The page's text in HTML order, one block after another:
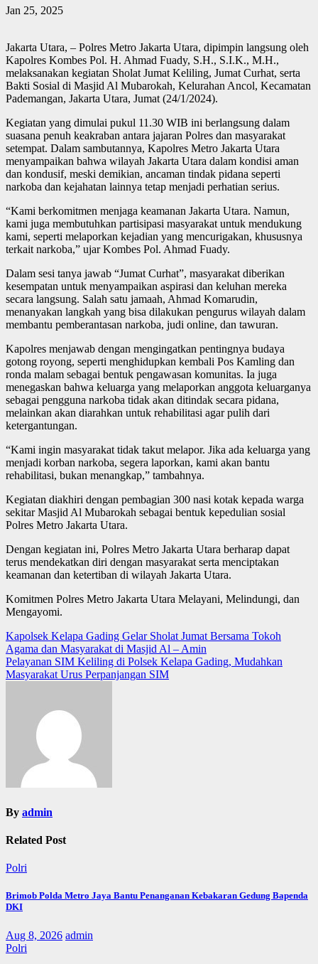
Jan 25, 2025
Jakarta Utara, – Polres Metro Jakarta Utara, dipimpin langsung oleh
Kapolres Kombes Pol. H. Ahmad Fuady, S.H., S.I.K., M.H.,
melaksanakan kegiatan Sholat Jumat Keliling, Jumat Curhat, serta
Bakti Sosial di Masjid Al Mubarokah, Kelurahan Ancol, Kecamatan
Pademangan, Jakarta Utara, Jumat (24/1/2024).
Kegiatan yang dimulai pukul 11.30 WIB ini berlangsung dalam
suasana penuh keakraban antara jajaran Polres dan masyarakat
setempat. Dalam sambutannya, Kapolres Metro Jakarta Utara
menyampaikan bahwa wilayah Jakarta Utara dalam kondisi aman
dan kondusif, meski demikian, ancaman tindak pidana seperti
narkoba dan kejahatan lainnya tetap menjadi perhatian serius.
“Kami berkomitmen menjaga keamanan Jakarta Utara. Namun,
kami juga membutuhkan partisipasi masyarakat untuk mendukung
kami, seperti melaporkan kejadian yang mencurigakan, khususnya
terkait narkoba,” ujar Kombes Pol. Ahmad Fuady.
Dalam sesi tanya jawab “Jumat Curhat”, masyarakat diberikan
kesempatan untuk menyampaikan aspirasi dan keluhan mereka
secara langsung. Salah satu jamaah, Ahmad Komarudin,
menanyakan langkah yang bisa dilakukan pengurus wilayah dalam
membantu pemberantasan narkoba, judi online, dan tawuran.
Kapolres menjawab dengan mengingatkan pentingnya budaya
gotong royong, seperti menghidupkan kembali Pos Kamling dan
ronda malam sebagai bentuk pengawasan komunitas. Ia juga
menegaskan bahwa keluarga yang melaporkan anggota keluarganya
sebagai pengguna narkoba tidak akan ditindak secara pidana,
melainkan akan diarahkan untuk rehabilitasi agar pulih dari
ketergantungan.
“Kami ingin masyarakat tidak takut melapor. Jika ada keluarga yang
menjadi korban narkoba, segera laporkan, kami akan bantu
rehabilitasi, bukan menangkap,” tambahnya.
Kegiatan diakhiri dengan pembagian 300 nasi kotak kepada warga
sekitar Masjid Al Mubarokah sebagai bentuk kepedulian sosial
Polres Metro Jakarta Utara.
Dengan kegiatan ini, Polres Metro Jakarta Utara berharap dapat
terus mendekatkan diri dengan masyarakat serta menciptakan
keamanan dan ketertiban di wilayah Jakarta Utara.
Komitmen Polres Metro Jakarta Utara Melayani, Melindungi, dan
Mengayomi.
Post
navigation
Kapolsek Kelapa Gading Gelar Sholat Jumat Bersama Tokoh
Agama dan Masyarakat di Masjid Al – Amin
Pelayanan SIM Keliling di Polsek Kelapa Gading, Mudahkan
Masyarakat Urus Perpanjangan SIM
By admin
Related Post
Polri
Brimob Polda Metro Jaya Bantu Penanganan Kebakaran Gedung Bapenda
DKI
Aug 8, 2026 admin
Polri